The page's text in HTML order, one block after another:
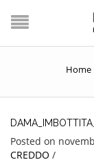
Home
Posted on
CREDDO /